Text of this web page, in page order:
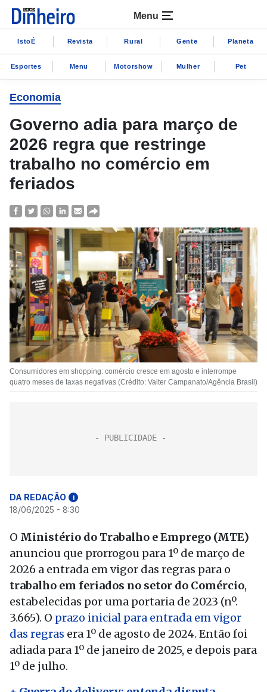
Menu
IstoÉ Revista Rural Gente Planeta
Esportes Menu Motorshow Mulher Pet
Economia
Governo adia para março de
2026 regra que restringe
trabalho no comércio em
feriados
Consumidores em shopping: comércio cresce em agosto e interrompe
quatro meses de taxas negativas (Crédito: Valter Campanato/Agência Brasil)
DA REDAÇÃO i
18/06/2025 - 8:30
O Ministério do Trabalho e Emprego (MTE)
anunciou que prorrogou para 1º de março de
2026 a entrada em vigor das regras para o
trabalho em feriados no setor do Comércio,
estabelecidas por uma portaria de 2023 (nº.
3.665). O prazo inicial para entrada em vigor
das regras era 1º de agosto de 2024. Então foi
adiada para 1º de janeiro de 2025, e depois para
1º de julho.